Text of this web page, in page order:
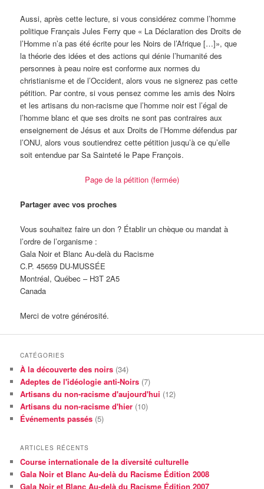
Aussi, après cette lecture, si vous considérez comme l’homme
politique Français Jules Ferry que « La Déclaration des Droits de
l’Homme n’a pas été écrite pour les Noirs de l’Afrique […]», que
la théorie des idées et des actions qui dénie l’humanité des
personnes à peau noire est conforme aux normes du
christianisme et de l’Occident, alors vous ne signerez pas cette
pétition. Par contre, si vous pensez comme les amis des Noirs
et les artisans du non-racisme que l’homme noir est l’égal de
l’homme blanc et que ses droits ne sont pas contraires aux
enseignement de Jésus et aux Droits de l’Homme défendus par
l’ONU, alors vous soutiendrez cette pétition jusqu’à ce qu’elle
soit entendue par Sa Sainteté le Pape François.
Page de la pétition (fermée)
Partager avec vos proches
Vous souhaitez faire un don ? Établir un chèque ou mandat à
l’ordre de l’organisme :
Gala Noir et Blanc Au-delà du Racisme
C.P. 45659 DU-MUSSÉE
Montréal, Québec – H3T 2A5
Canada
Merci de votre générosité.
CATÉGORIES
À la découverte des noirs (34)
Adeptes de l'idéologie anti-Noirs (7)
Artisans du non-racisme d'aujourd'hui (12)
Artisans du non-racisme d'hier (10)
Événements passés (5)
ARTICLES RÉCENTS
Course internationale de la diversité culturelle
Gala Noir et Blanc Au-delà du Racisme Édition 2008
Gala Noir et Blanc Au-delà du Racisme Édition 2007